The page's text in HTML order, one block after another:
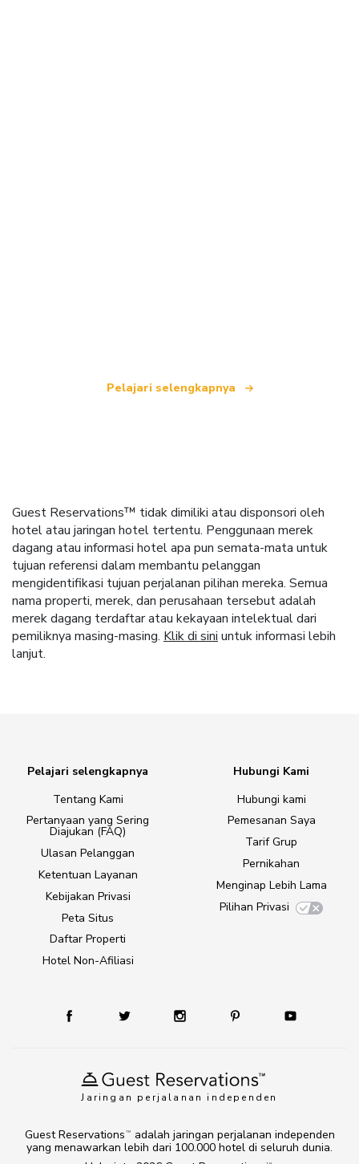
Pelajari selengkapnya
Guest Reservations™ tidak dimiliki atau disponsori oleh
hotel atau jaringan hotel tertentu. Penggunaan merek
dagang atau informasi hotel apa pun semata-mata untuk
tujuan referensi dalam membantu pelanggan
mengidentifikasi tujuan perjalanan pilihan mereka. Semua
nama properti, merek, dan perusahaan tersebut adalah
merek dagang terdaftar atau kekayaan intelektual dari
pemiliknya masing-masing. Klik di sini untuk informasi lebih
lanjut.
Jaringan perjalanan independen
Pelajari selengkapnya
Tentang Kami
Pertanyaan yang Sering
Diajukan (FAQ)
Ulasan Pelanggan
Ketentuan Layanan
Kebijakan Privasi
Peta Situs
Daftar Properti
Hotel Non-Afiliasi
Hubungi Kami
Hubungi kami
Pemesanan Saya
Tarif Grup
Pernikahan
Menginap Lebih Lama
Pilihan Privasi
Guest Reservations TM
adalah jaringan perjalanan independen
yang menawarkan lebih dari 100.000 hotel di seluruh dunia.